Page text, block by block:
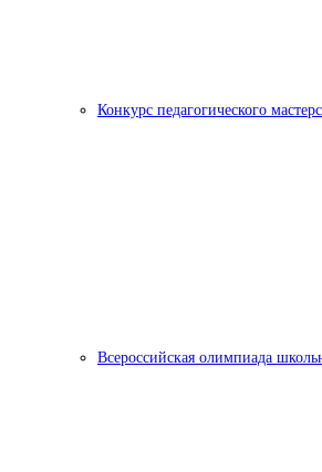
Конкурс педагогического
Всероссийская олимпиада